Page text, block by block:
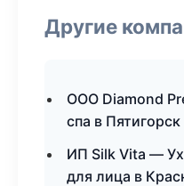
Другие
ООО Diamond
спа в Пятигорск
ИП Silk Vita —
для лица в